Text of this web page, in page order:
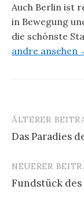
Auch Berlin ist
in Bewegung
die schönste
andre ansehen
Beitrags-
Navigation
ÄLTERER
Das Paradies
NEUERER
Fundstück